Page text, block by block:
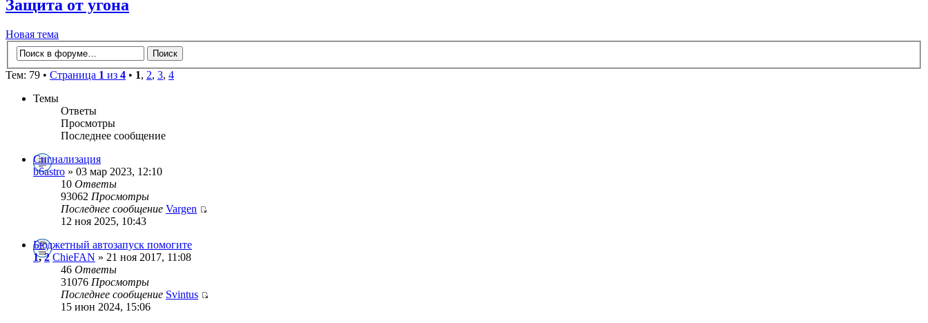
Защита от угона
Новая тема
Тем: 79 • Страница 1 из 4 • 1, 2, 3, 4
Темы
Ответы
Просмотры
Последнее сообщение
Сигнализация
b6astro » 03 мар 2023, 12:10
10 Ответы
93062 Просмотры
Последнее сообщение Vargen
12 ноя 2025, 10:43
Бюджетный автозапуск помогите
1,2 ChieFAN » 21 ноя 2017, 11:08
46 Ответы
31076 Просмотры
Последнее сообщение Svintus
15 июн 2024, 15:06